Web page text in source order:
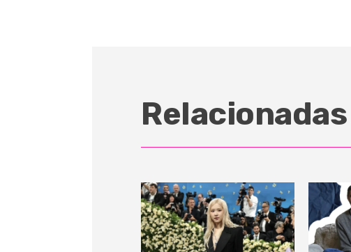
Relacionadas